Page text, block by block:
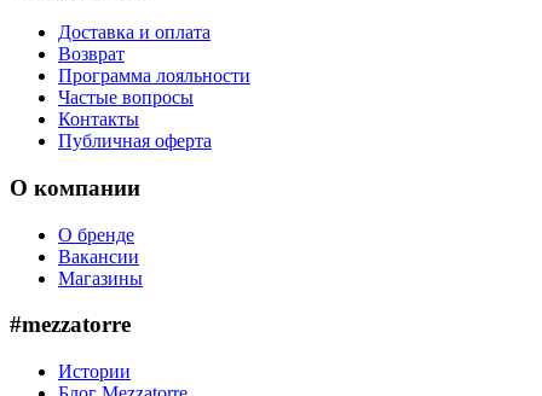
Доставка и оплата
Возврат
Программа лояльности
Частые вопросы
Контакты
Публичная оферта
О компании
О бренде
Вакансии
Магазины
#mezzatorre
Истории